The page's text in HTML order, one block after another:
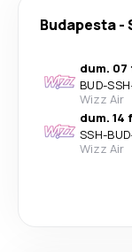
Budapesta-
dum. 07
BUD-SSH·
Wizz Air
dum. 14
SSH-BUD·
Wizz Air